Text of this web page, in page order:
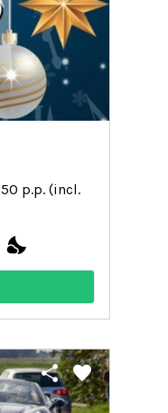
p.p. (incl.
nights_stay
share favorite